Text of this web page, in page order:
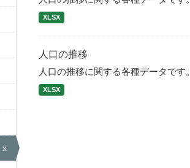
x
XLSX
人口の推移
人口の推移に関する各種データです。
XLSX